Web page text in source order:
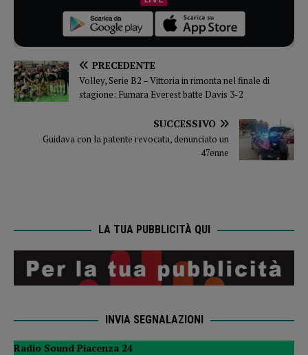
PRECEDENTE
Volley, Serie B2 – Vittoria in rimonta nel finale di
stagione: Fumara Everest batte Davis 3-2
SUCCESSIVO
Guidava con la patente revocata, denunciato un
47enne
LA TUA PUBBLICITÀ QUI
INVIA SEGNALAZIONI
Radio Sound Piacenza 24